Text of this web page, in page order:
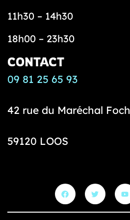
11h30 – 14h30
18h00 – 23h30
CONTACT
09 81 25 65 93
42 rue du Maréchal Foch
59120 LOOS